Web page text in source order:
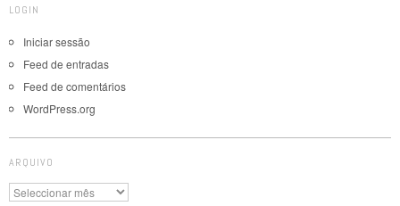
LOGIN
Iniciar sessão
Feed de entradas
Feed de comentários
WordPress.org
ARQUIVO
Arquivo